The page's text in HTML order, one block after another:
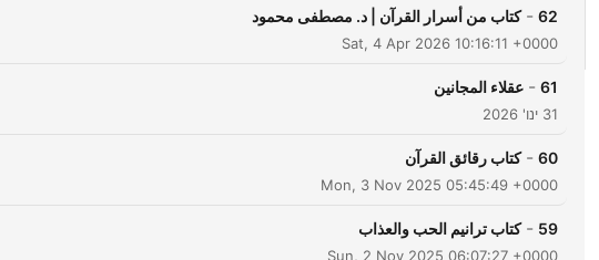
62
- كتاب من أسرار القرآن | د. مصطفی محمود
Sat, 4 Apr 2026 10:16:11 +0000
61
- عقلاء المجانين
31 ינו' 2026
60
- كتاب رقائق القرآن
Mon, 3 Nov 2025 05:45:49 +0000
59
- كتاب ترانيم الحب والعذاب
Sun, 2 Nov 2025 06:07:27 +0000